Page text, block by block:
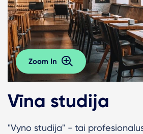
Zoom In
Vīna studija
"Vyno studija" - tai